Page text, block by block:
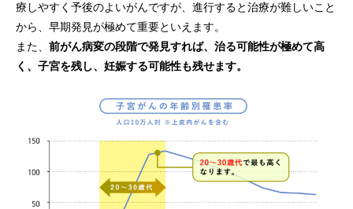
よくあるご質問
がん検診の電話予約はこちら
国保特定健診の電話予約はこちら
後期高齢者医療健康診査の電話予約はこちら
名古屋市公式web
療しやすく予後のよいがんですが、進行すると治療が難しいこと
から、早期発見が極めて重要といえます。
また、 前がん病変の段階で発見すれば、治る可能性が極めて高
く、子宮を残し、妊娠する可能性も残せます。